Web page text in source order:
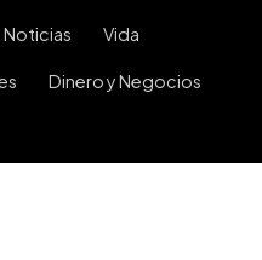
Noticias Vida
Dinero y Negocios